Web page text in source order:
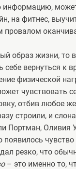
на фитнес,
провалом
образ жизни, то
вернуться к
физической
чувствовать
отбив любое
строили, и
Портман,
резко, что
– это именно то,